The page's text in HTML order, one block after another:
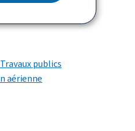
publics
aérienne